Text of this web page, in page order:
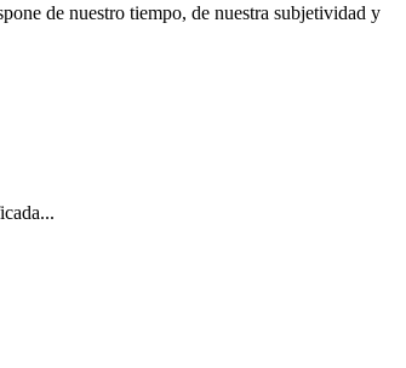
de nuestro tiempo, de nuestra subjetividad y